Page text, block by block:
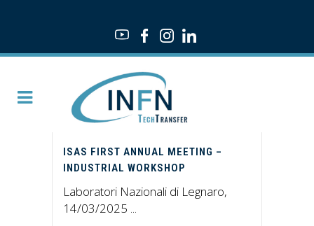
ISAS FIRST ANNUAL MEETING –
INDUSTRIAL WORKSHOP
Laboratori Nazionali di Legnaro,
14/03/2025 ...